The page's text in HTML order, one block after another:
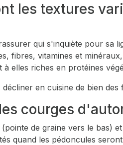
les textures
qui s'inquiète pour sa
fibres, vitamines et
elles riches en protéines
en cuisine de bien des
courges
de graine vers le bas)
quand les pédoncules